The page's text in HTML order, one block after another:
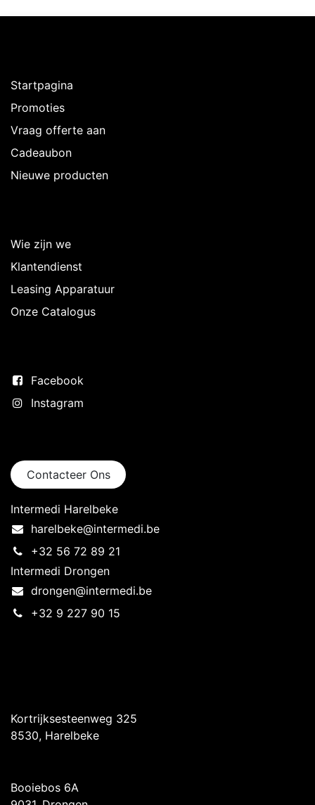
Startpagina
Promoties
Vraag offerte aan
Cadeaubon
Nieuwe producten
Wie zijn we
Klantendienst
Leasing Apparatuur
Onze Catalogus
Facebook
Instagram
Contacteer Ons
Intermedi Harelbeke
harelbeke@intermedi.be
+32 56 72 89 21
Intermedi Drongen
drongen@intermedi.be
+32 9 227 90 15
Kortrijksesteenweg 325
8530, Harelbeke
Booiebos 6A